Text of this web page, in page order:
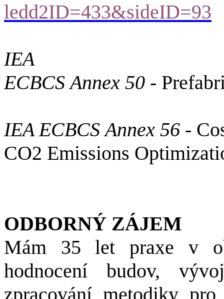
ledd2ID=433&sideID=93
IEA
ECBCS Annex 50 -
IEA ECBCSAnnex 56 -
CO2 Emissions
ODBORNÝ ZÁJEM
Mám 35 let praxe v
hodnocení budov,
zpracování metodiky